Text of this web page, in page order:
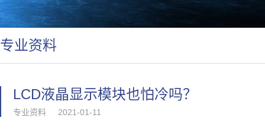
专业资料
LCD液晶显示模块也怕冷吗？
专业资料 2021-01-11